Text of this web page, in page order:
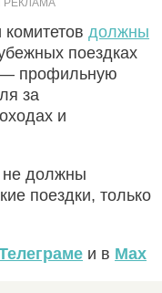
должны
поездках
— профильную
за
и
не должны
поездки, только
и в Max